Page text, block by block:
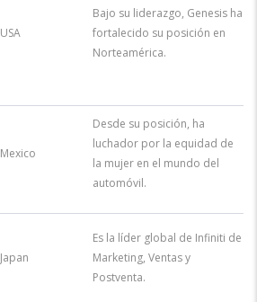
USA
Bajo su liderazgo, Genesis ha
fortalecido su posición en
Norteamérica.
Mexico
Desde su posición, ha
luchador por la equidad de
la mujer en el mundo del
automóvil.
Japan
Es la líder global de Infiniti de
Marketing, Ventas y
Postventa.